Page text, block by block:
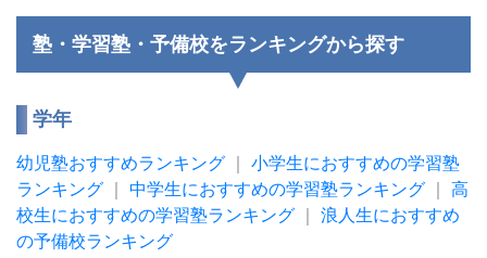
塾・学習塾・予備校をランキングから探す
学年
幼児塾おすすめランキング
小学生におすすめの学習塾
ランキング
中学生におすすめの学習塾ランキング
高
校生におすすめの学習塾ランキング
浪人生におすすめ
の予備校ランキング